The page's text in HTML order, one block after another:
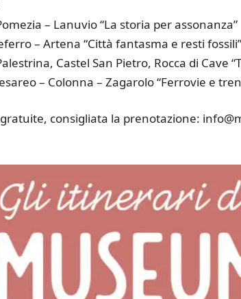
– Lanuvio “La storia per assonanza”
– Artena “Città fantasma e resti fossili”
Castel San Pietro, Rocca di Cave
– Colonna – Zagarolo “Ferrovie e
consigliata la prenotazione: